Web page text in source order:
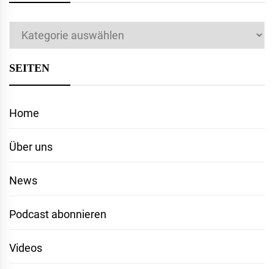
Kategorien
SEITEN
Home
Über uns
News
Podcast abonnieren
Videos